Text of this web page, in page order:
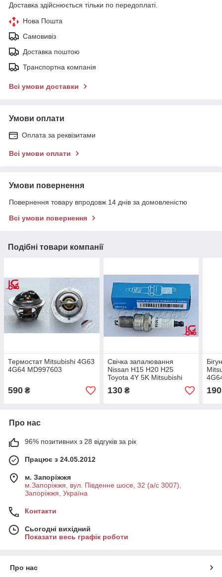
Доставка здійснюється тільки по передоплаті.
Нова Пошта
Самовивіз
Доставка поштою
Транспортна компанія
Всі умови доставки
Умови оплати
Оплата за реквізитами
Всі умови оплати
Умови повернення
Повернення товару впродовж 14 днів за домовленістю
Всі умови повернення
Подібні товари компанії
Термостат Mitsubishi 4G63
4G64 MD997603
590 ₴
Свічка запалювання
Nissan H15 H20 H25
Toyota 4Y 5K Mitsubishi
4G15 4G63 4G64
130₴ 190
Про нас
96% позитивних з 28 відгуків за рік
Працює з 24.05.2012
м. Запоріжжя
м.Запоріжжя, вул. Південне шосе, 32 (а/с 3007),
Запоріжжя, Україна
Контакти
Сьогодні вихідний
Показати весь графік роботи
Про нас